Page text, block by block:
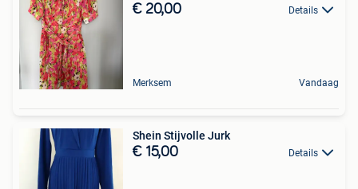
€ 20,00 Details
Merksem Vandaag
Shein Stijvolle Jurk
€ 15,00 Details